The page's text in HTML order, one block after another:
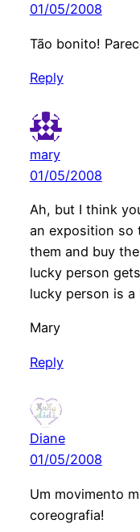
01/05/2008
Tão bonito!
Reply
mary
01/05/2008
Ah, but I think
an exposition so
them and buy
lucky person
lucky person is
Mary
Reply
Diane
01/05/2008
Um movimento
coreografia!